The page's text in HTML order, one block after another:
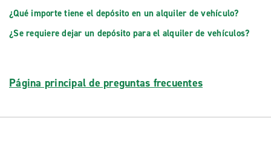
¿Qué importe tiene el depósito en un alquiler de vehículo?
¿Se requiere dejar un depósito para el alquiler de vehículos?
Página principal de preguntas frecuentes